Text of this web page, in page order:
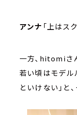
アンナ 「上はス
一方、hitomiさ
若い頃はモデル
といけない」と